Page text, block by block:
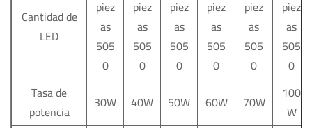
Cantidad de
LED
piez
as
505
0
piez
as
505
0
piez
as
505
0
piez
as
505
0
piez
as
505
0
piez
as
505
0
Tasa de
potencia
30W 40W 50W 60W 70W
100
W